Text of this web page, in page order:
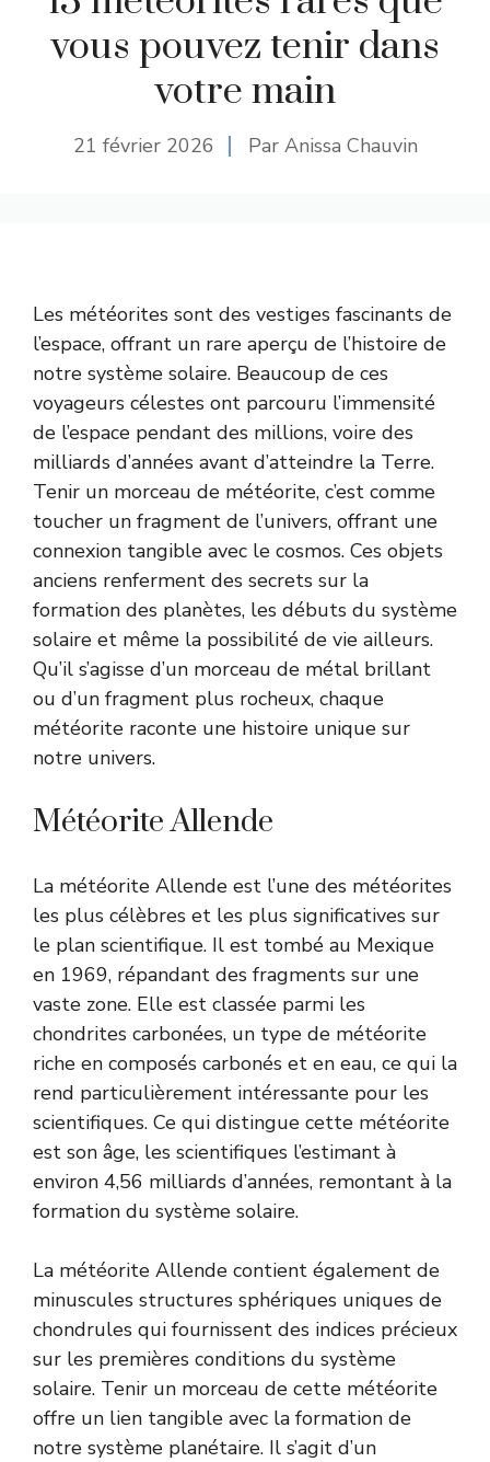
vous pouvez tenir dans
votre main
21 février 2026 Par Anissa Chauvin
Les météorites sont des vestiges fascinants de
l’espace, offrant un rare aperçu de l’histoire de
notre système solaire. Beaucoup de ces
voyageurs célestes ont parcouru l’immensité
de l’espace pendant des millions, voire des
milliards d’années avant d’atteindre la Terre.
Tenir un morceau de météorite, c’est comme
toucher un fragment de l’univers, offrant une
connexion tangible avec le cosmos. Ces objets
anciens renferment des secrets sur la
formation des planètes, les débuts du système
solaire et même la possibilité de vie ailleurs.
Qu’il s’agisse d’un morceau de métal brillant
ou d’un fragment plus rocheux, chaque
météorite raconte une histoire unique sur
notre univers.
Météorite Allende
La météorite Allende est l’une des météorites
les plus célèbres et les plus significatives sur
le plan scientifique. Il est tombé au Mexique
en 1969, répandant des fragments sur une
vaste zone. Elle est classée parmi les
chondrites carbonées, un type de météorite
riche en composés carbonés et en eau, ce qui la
rend particulièrement intéressante pour les
scientifiques. Ce qui distingue cette météorite
est son âge, les scientifiques l’estimant à
environ 4,56 milliards d’années, remontant à la
formation du système solaire.
La météorite Allende contient également de
minuscules structures sphériques uniques de
chondrules qui fournissent des indices précieux
sur les premières conditions du système
solaire. Tenir un morceau de cette météorite
offre un lien tangible avec la formation de
notre système planétaire. Il s’agit d’un